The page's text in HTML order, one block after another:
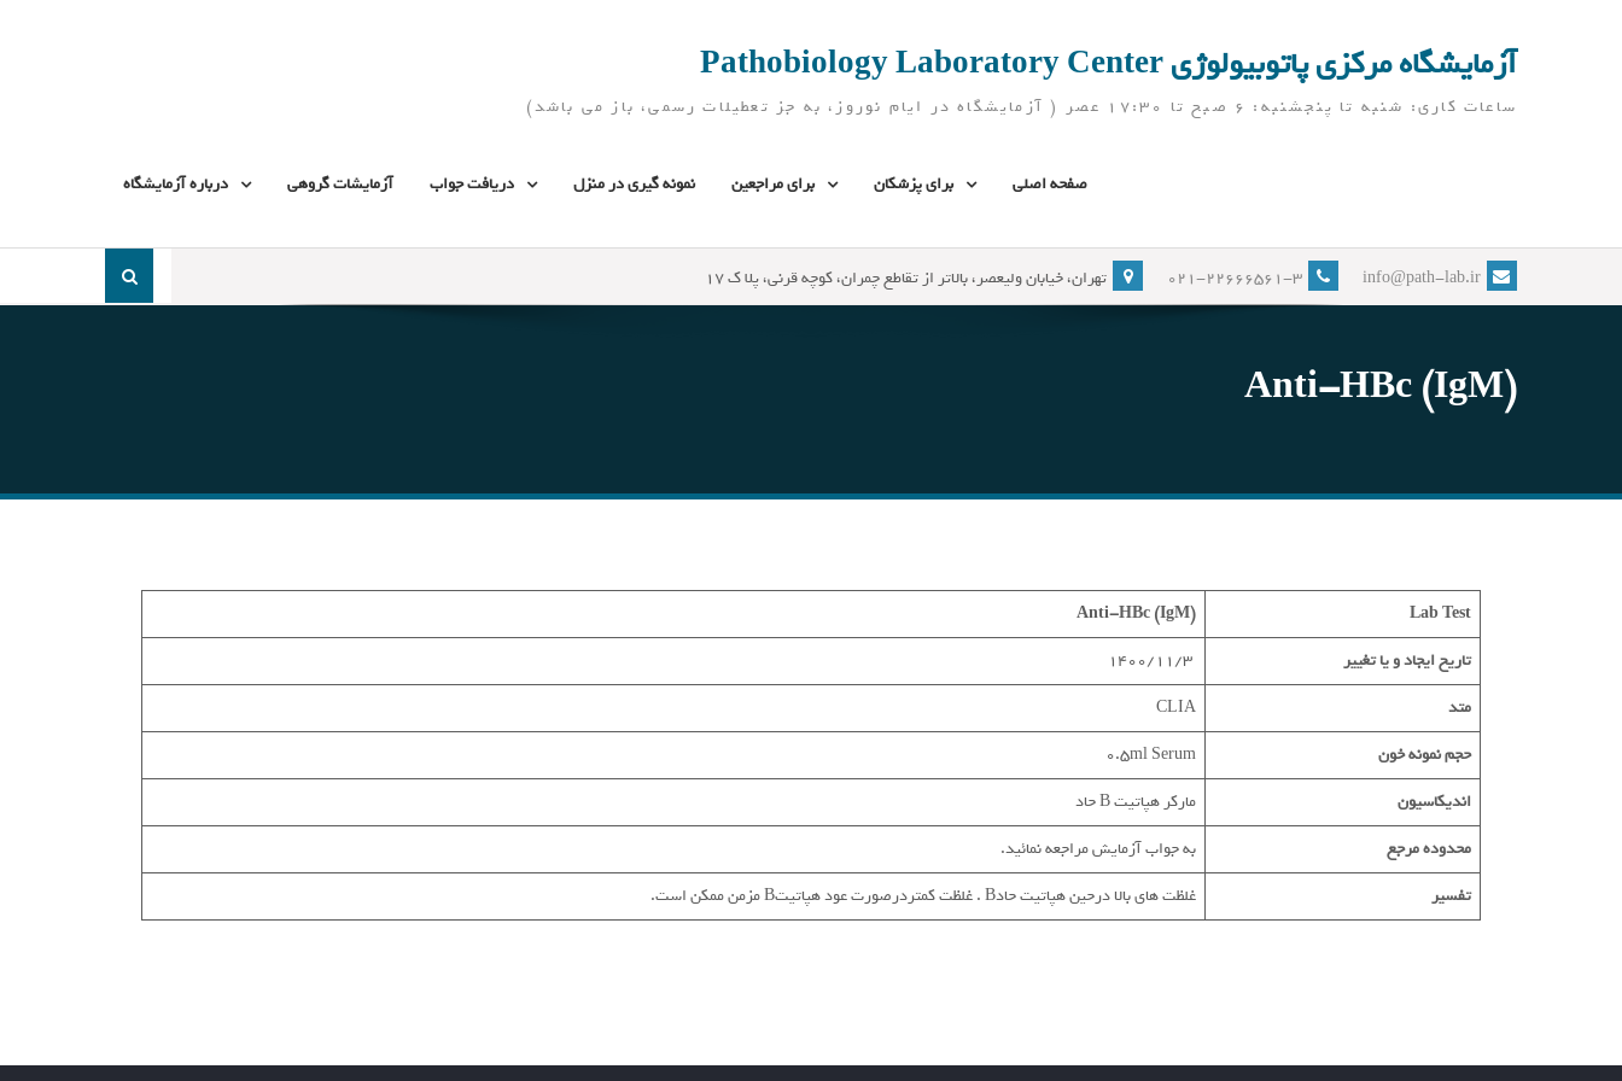
آزمایشگاه مرکزی پاتوبیولوژی Pathobiology Laboratory Center
ساعات کاری: شنبه تا پنجشنبه: 6 صبح تا 17:30 عصر ( آزمایشگاه در ایام نوروز، به جز تعطیلات رسمی، باز می باشد)
صفحه اصلی برای پزشکان برای مراجعین نمونه گیری در منزل دریافت جواب آزمایشات گروهی درباره آزمایشگاه
info@path-lab.ir
021-22666561-3 تهران، خیابان ولیعصر، بالاتر از تقاطع چمران، کوچه قرنی، پلا ک 17
جست
Anti-HBc (IgM)
Lab Test
Anti-HBc (IgM)
تاریخ ایجاد و یا تغییر
متد
CLIA
حجم نمونه خون
0.5ml Serum
اندیکاسیون
مارکر هپاتیت B حاد
محدوده مرجع
به جواب آزمایش مراجعه نمائید.
تفسیر
غلظت های بالا درحین هپاتیت حادB . غلظت کمتردرصورت عود هپاتیتB مزمن ممکن است.